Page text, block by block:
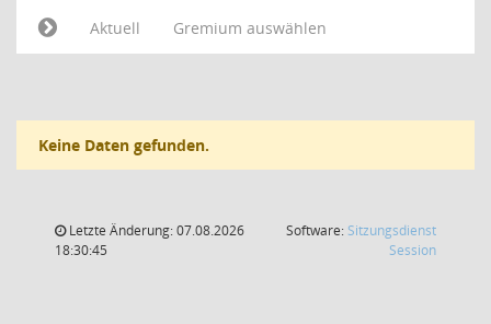
Aktuell
Gremium auswählen
Keine Daten gefunden.
Letzte Änderung: 07.08.2026
18:30:45
Software: Sitzungsdienst
Session(Wird in